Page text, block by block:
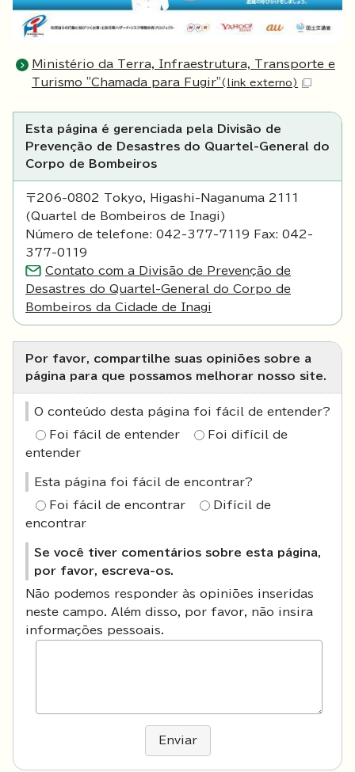
Ministério da Terra, Infraestrutura, Transporte e
Turismo "Chamada para Fugir"(link externo)
Esta página é gerenciada pela Divisão de
Prevenção de Desastres do Quartel-General do
Corpo de Bombeiros
〒206-0802 Tokyo, Higashi-Naganuma 2111
(Quartel de Bombeiros de Inagi)
Número de telefone: 042-377-7119 Fax: 042-
377-0119
Contato com a Divisão de Prevenção de
Desastres do Quartel-General do Corpo de
Bombeiros da Cidade de Inagi
Por favor, compartilhe suas opiniões sobre a
página para que possamos melhorar nosso site.
O conteúdo desta página foi fácil de entender?
Foi fácil de entender
Foi difícil de
entender
Esta página foi fácil de encontrar?
Foi fácil de encontrar
Difícil de
encontrar
Se você tiver comentários sobre esta página,
por favor, escreva-os.
Não podemos responder às opiniões inseridas
neste campo. Além disso, por favor, não insira
informações pessoais.
Enviar